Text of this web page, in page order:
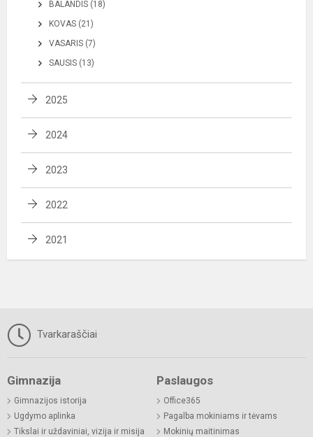
BALANDIS (18)
KOVAS (21)
VASARIS (7)
SAUSIS (13)
2025
2024
2023
2022
2021
Tvarkaraščiai
Gimnazija
Gimnazijos istorija
Ugdymo aplinka
Tikslai ir uždaviniai, vizija ir misija
Paslaugos
Office365
Pagalba mokiniams ir tėvams
Mokinių maitinimas